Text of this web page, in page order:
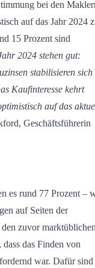
bei den
auf das Jahr 2024
15 Prozent sind
2024 stehen gut:
stabilisieren sich
Kaufinteresse kehrt
auf das
Geschäftsführerin
es rund 77 Prozent –
auf Seiten der
zuvor
das Finden von
war. Dafür sind